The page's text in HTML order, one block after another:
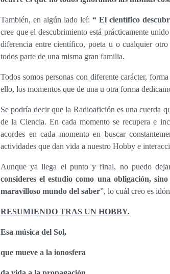
También, en algún lado leí: “ El científico
cree que el descubrimiento está prácticamente
diferencia entre científico, poeta u o cualquier
todos parte de una misma gran familia.
Todos somos personas con diferente carácter,
ello, los momentos que de una u otra forma
Se podría decir que la Radioafición es una cuerda
de la Ciencia. En cada momento se recupera e
acordes en cada momento en buscar
actividades que dan vida a nuestro Hobby e
Aunque ya llega el punto y final, no puedo
consideres el estudio como una obligación,
maravilloso mundo del saber”, lo cuál creo es
RESUMIENDO TRAS UN HOBBY.
Esa música del Sol,
que mueve a la ionosfera